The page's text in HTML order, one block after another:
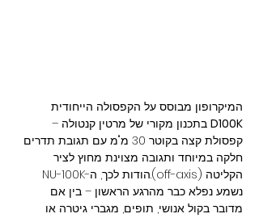
המיקרופון מבוסס על הקפסולה הייחודית
D100K בתכנון מקורי של מרטין קנטולה –
קפסולת קצה בקוטר 30 מ"מ עם תגובת תדרים
חלקה במיוחד ותגובה מצוינת מחוץ לציר
נשמע נפלא כבר מהרגע הראשון – בין אם
מדובר בקול אנושי, תופים, מגברי גיטרה או